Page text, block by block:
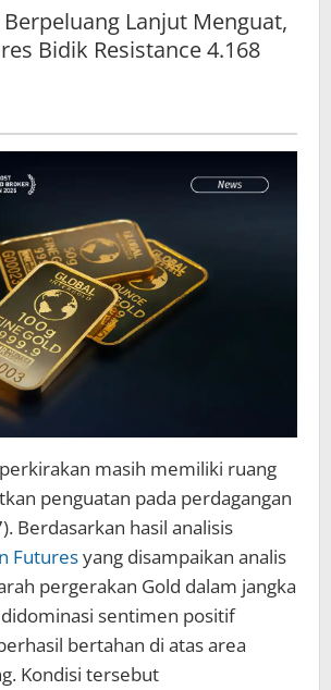
Berpeluang
Lanjut
Menguat,
Bidik
Resistance
Berpeluang Lanjut Menguat,
Bidik Resistance 4.168
masih memiliki ruang
penguatan pada perdagangan
Berdasarkan hasil analisis
Futuresyang disampaikan analis
pergerakan Gold dalam jangka
sentimen positif
bertahan di atas area
Kondisi tersebut